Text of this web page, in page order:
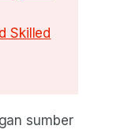
Skilled
sumber